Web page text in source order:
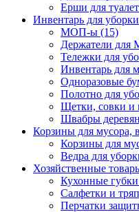
Ерши для
Инвентарь для уборки
МОП-ы (15)
Держатели
Тележки для
Инвентарь для
Одноразовые
Полотно для
Щетки, совки и
Швабры
Корзины для мусора,
Корзины для
Ведра для
Хозяйственные
Кухонные
Салфетки и
Перчатки